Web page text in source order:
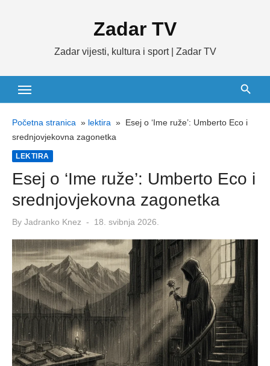
Zadar TV
Zadar vijesti, kultura i sport | Zadar TV
Početna stranica » lektira » Esej o ‘Ime ruže’: Umberto Eco i
srednjovjekovna zagonetka
LEKTIRA
Esej o ‘Ime ruže’: Umberto Eco i
srednjovjekovna zagonetka
By Jadranko Knez
Posted
18. svibnja 2026.